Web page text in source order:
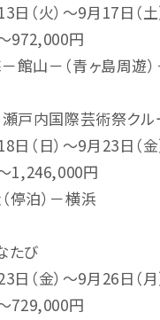
日（火）～9月17日（
972,000円
館山－（青ヶ島周遊
戸内国際芸術祭クル
日（日）～9月23日（
1,246,000円
停泊）－横浜
たび
日（金）～9月26日（
729,000円